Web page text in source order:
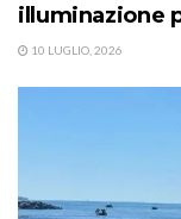
illuminazione
10 LUGLIO, 2026